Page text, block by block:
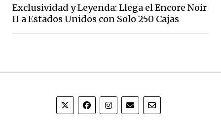
Exclusividad y Leyenda: Llega el Encore Noir
II a Estados Unidos con Solo 250 Cajas